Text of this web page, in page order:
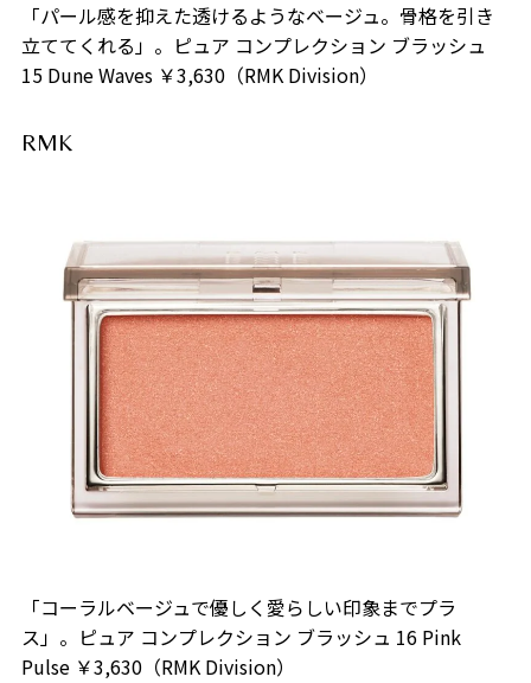
「パール感を抑えた透けるようなベージュ。骨格を引き
立ててくれる」。ピュア コンプレクション ブラッシュ
15 Dune Waves ￥3,630（RMK Division）
RMK
「コーラルベージュで優しく愛らしい印象までプラ
ス」。ピュア コンプレクション ブラッシュ 16 Pink
Pulse ￥3,630（RMK Division）